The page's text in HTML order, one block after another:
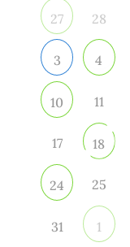
27 28
3 4
10 11
17 18
24 25
31 1